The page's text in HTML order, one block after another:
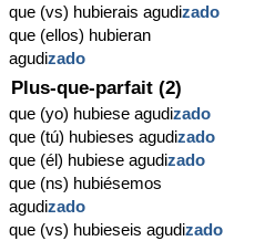
que (vs) hubierais agudizado
que (ellos) hubieran
agudizado
Plus-que-parfait (2)
que (yo) hubiese agudizado
que (tú) hubieses agudizado
que (él) hubiese agudizado
que (ns) hubiésemos
agudizado
que (vs) hubieseis agudizado